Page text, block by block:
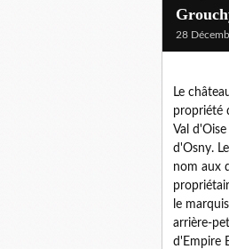
28
Le
propriété
Val
d'Osny.
nom aux
le
arrière-
d'Empire